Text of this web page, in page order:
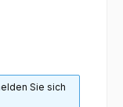
Sie sich